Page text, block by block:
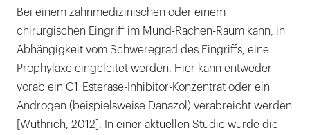
Bei einem zahnmedizinischen oder einem
chirurgischen Eingriff im Mund-Rachen-Raum kann, in
Abhängigkeit vom Schweregrad des Eingriffs, eine
Prophylaxe eingeleitet werden. Hier kann entweder
vorab ein C1-Esterase-Inhibitor-Konzentrat oder ein
Androgen (beispielsweise Danazol) verabreicht werden
[Wüthrich, 2012]. In einer aktuellen Studie wurde die